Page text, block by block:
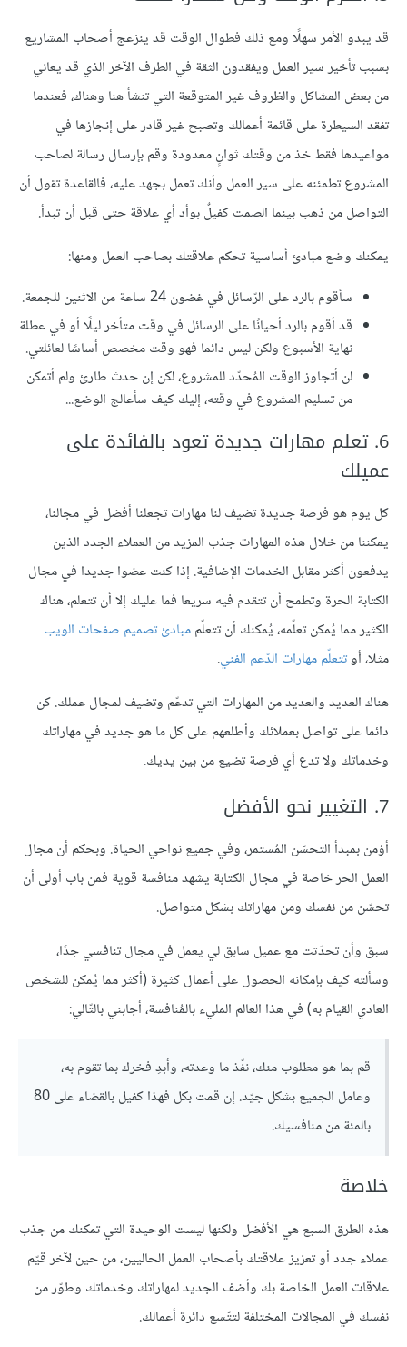
قد يبدو الأمر سهلًا ومع ذلك فطوال الوقت قد ينزعج أصحاب المشاريع
بسبب تأخير سير العمل ويفقدون الثقة في الطرف الآخر الذي قد يعاني
من بعض المشاكل والظروف غير المتوقعة التي تنشأ هنا وهناك، فعندما
تفقد السيطرة على قائمة أعمالك وتصبح غير قادر على إنجازها في
مواعيدها فقط خذ من وقتك ثوانٍ معدودة وقم بإرسال رسالة لصاحب
المشروع تطمئنه على سير العمل وأنك تعمل بجهد عليه، فالقاعدة تقول أن
التواصل من ذهب بينما الصمت كفيلٌ بوأد أي علاقة حتى قبل أن تبدأ.
يمكنك وضع مبادئ أساسية تحكم علاقتك بصاحب العمل ومنها:
سأقوم بالرد على الرّسائل في غضون 24 ساعة من الاثنين للجمعة.
قد أقوم بالرد أحيانًا على الرسائل في وقت متأخر ليلًا أو في عطلة
نهاية الأسبوع ولكن ليس دائما فهو وقت مخصص أساسًا لعائلتي.
لن أتجاوز الوقت المُحدّد للمشروع، لكن إن حدث طارئ ولم أتمكن
من تسليم المشروع في وقته، إليك كيف سأعالج الوضع...
6. تعلم مهارات جديدة تعود بالفائدة على
عميلك
كل يوم هو فرصة جديدة تضيف لنا مهارات تجعلنا أفضل في مجالنا،
يمكننا من خلال هذه المهارات جذب المزيد من العملاء الجدد الذين
يدفعون أكثر مقابل الخدمات الإضافية. إذا كنت عضوا جديدا في مجال
الكتابة الحرة وتطمح أن تتقدم فيه سريعا فما عليك إلا أن تتعلم، هناك
الكثير مما يُمكن تعلّمه، يُمكنك أن تتعلّممبادئ تصميم صفحات الويب
مثلا، أوتتعلّم مهارات الدّعم الفني.
هناك العديد والعديد من المهارات التي تدعّم وتضيف لمجال عملك. كن
دائما على تواصل بعملائك وأطلعهم على كل ما هو جديد في مهاراتك
وخدماتك ولا تدع أي فرصة تضيع من بين يديك.
7. التغيير نحو الأفضل
أؤمن بمبدأ التحسّن المُستمر، وفي جميع نواحي الحياة. وبحكم أن مجال
العمل الحر خاصة في مجال الكتابة يشهد منافسة قوية فمن باب أولى أن
تحسّن من نفسك ومن مهاراتك بشكل متواصل.
سبق وأن تحدّثت مع عميل سابق لي يعمل في مجال تنافسي جدًا،
وسألته كيف بإمكانه الحصول على أعمال كثيرة (أكثر مما يُمكن للشخص
العادي القيام به) في هذا العالم المليء بالمُنافسة، أجابني بالتّالي:
قم بما هو مطلوب منك، نفّذ ما وعدته، وأبدِ فخرك بما تقوم به،
وعامل الجميع بشكل جيّد. إن قمت بكل فهذا كفيل بالقضاء على 80
بالمئة من منافسيك.
خلاصة
هذه الطرق السبع هي الأفضل ولكنها ليست الوحيدة التي تمكنك من جذب
عملاء جدد أو تعزيز علاقتك بأصحاب العمل الحاليين، من حين لآخر قيّم
علاقات العمل الخاصة بك وأضف الجديد لمهاراتك وخدماتك وطوّر من
نفسك في المجالات المختلفة لتتّسع دائرة أعمالك.